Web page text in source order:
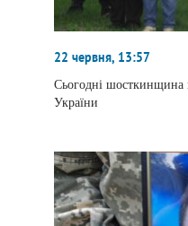
22 червня, 13:57
Сьогодні шосткинщина
України